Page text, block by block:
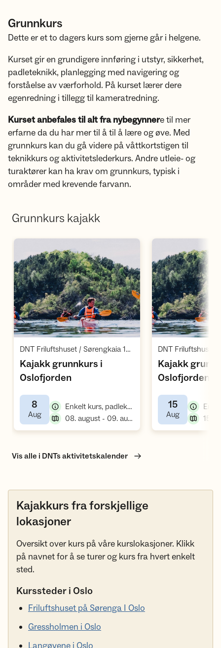
Grunnkurs
Dette er et to dagers kurs som gjerne går i helgene.
Kurset gir en grundigere innføring i utstyr, sikkerhet,
padleteknikk, planlegging med navigering og
forståelse av værforhold. På kurset lærer dere
egenredning i tillegg til kameratredning.
Kurset anbefales til alt fra nybegynnere til mer
erfarne da du har mer til å til å lære og øve. Med
grunnkurs kan du gå videre på våttkortstigen til
teknikkurs og aktivitetslederkurs. Andre utleie- og
turaktører kan ha krav om grunnkurs, typisk i
områder med krevende farvann.
Grunnkurs kajakk
Åpne aktivitet
DNT Friluftshuset / Sørengkaia 124 / Oslo
Kajakk grunnkurs i
Oslofjorden,
8
Aug,
Enkelt kurs, padlekurs
08. august - 09. august
Kajakk
Oslofjorden
15
Aug,
Vis alle i DNTs aktivitetskalender
Kajakkurs fra forskjellige
lokasjoner
Oversikt over kurs på våre kurslokasjoner. Klikk
på navnet for å se turer og kurs fra hvert enkelt
sted.
Kurssteder i Oslo
Friluftshuset på Sørenga I Oslo
Gressholmen i Oslo